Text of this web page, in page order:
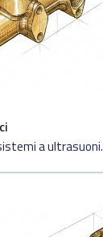
a ultrasuoni.